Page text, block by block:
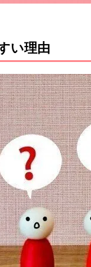
い理由